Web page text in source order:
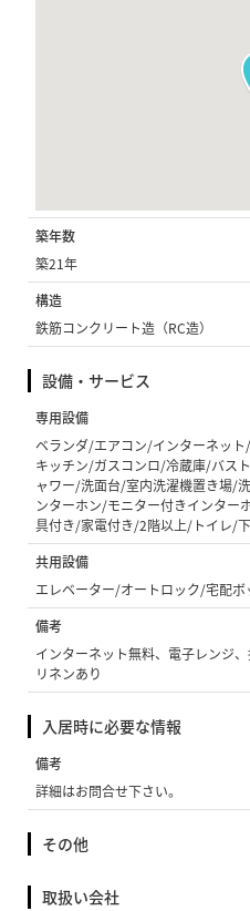
築年数
築21年
構造
鉄筋コンクリート造（RC造）
設備・サービス
専用設備
ベランダ/エアコン/インターネッ
キッチン/ガスコンロ/冷蔵庫/バス
ャワー/洗面台/室内洗濯機置き場/
ンターホン/モニター付きインタ
具付き/家電付き/2階以上/トイレ/
共用設備
エレベーター/オートロック/宅配
備考
インターネット無料、電子レンジ
リネンあり
入居時に必要な情報
備考
詳細はお問合せ下さい。
その他
取扱い会社